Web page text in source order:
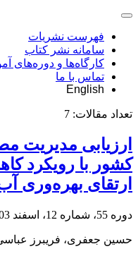
فهرست نشریات
سامانه نشر کتاب
کارگاه‌ها و
تماس با ما
English
تعداد مقالات: 7
ارزیابی مدیریت
کشور با رویکرد
ارتقای بهره‌وری
دوره 55، شماره 12، اسفند 1403، صفحه
حسین جعفری، فریبرز